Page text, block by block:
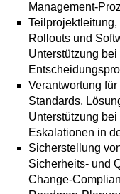
Management-
Rollouts und
Unterstützung
Verantwortung
Standards,
Unterstützung
Eskalationen in
Sicherstellung
Sicherheits- und
Change-